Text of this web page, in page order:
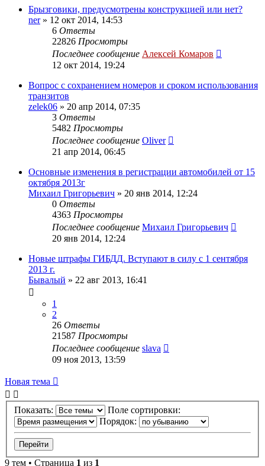
Брызговики, предусмотрены конструкцией или нет?
ner» 12 окт 2014, 14:53
6 Ответы
22826 Просмотры
Последнее сообщение Алексей Комаров
12 окт 2014, 19:24
Вопрос с сохранением номеров и сроком использования
транзитов
zelek06 » 20 апр 2014, 07:35
3 Ответы
5482 Просмотры
Последнее сообщение Oliver
21 апр 2014, 06:45
Основные изменения в регистрации автомобилей от 15
октября 2013г
Михаил Григорьевич » 20 янв 2014, 12:24
0 Ответы
4363 Просмотры
Последнее сообщение Михаил Григорьевич
20 янв 2014, 12:24
Новые штрафы ГИБДД. Вступают в силу с 1 сентября
2013 г.
Бывалый » 22 авг 2013, 16:41
1
2
26 Ответы
21587 Просмотры
Последнее сообщение slava
09 ноя 2013, 13:59
Новая тема
Показать:
Поле сортировки:
Порядок:
9 тем • Страница 1 из 1